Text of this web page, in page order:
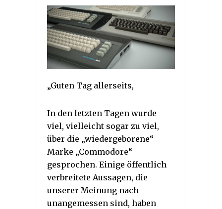
„Guten Tag allerseits,
In den letzten Tagen wurde
viel, vielleicht sogar zu viel,
über die „wiedergeborene“
Marke „Commodore“
gesprochen. Einige öffentlich
verbreitete Aussagen, die
unserer Meinung nach
unangemessen sind, haben